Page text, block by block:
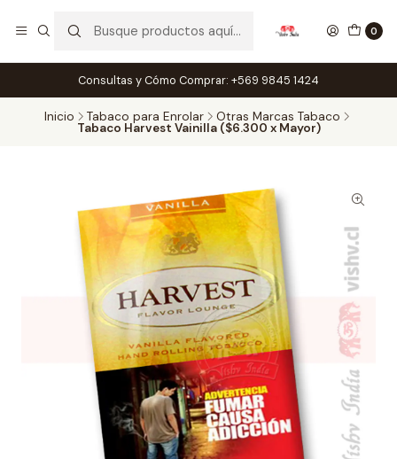
0
Consultas y Cómo Comprar: +569 9845 1424
Inicio Tabaco para Enrolar Otras Marcas Tabaco
Tabaco Harvest Vainilla ($6.300 x Mayor)